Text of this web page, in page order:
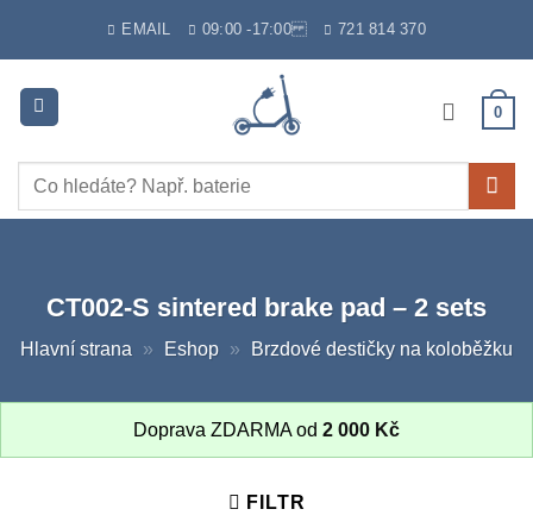
EMAIL 09:00 -17:00 721 814 370
0
Hledat:
CT002-S sintered brake pad – 2 sets
Hlavní strana » Eshop » Brzdové destičky na koloběžku
Doprava ZDARMA od 2 000 Kč
FILTR